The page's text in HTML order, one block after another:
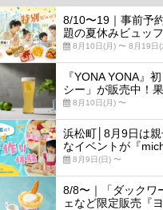
8/10〜19｜事前予
題の夏休みビュッ
8月10日(月) 〜 8月19日(
『YONA YONA』
シー」が販売中！
8月10日(月) 〜
浜松町│8月9日は
なイベントが『
8月9日(日) 〜
8/8〜｜「ダックワ
ェなど限定販売『